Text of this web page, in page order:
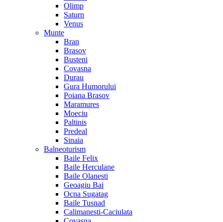
Olimp
Saturn
Venus
Munte
Bran
Brasov
Busteni
Covasna
Durau
Gura Humorului
Poiana Brasov
Maramures
Moeciu
Paltinis
Predeal
Sinaia
Balneoturism
Baile Felix
Baile Herculane
Baile Olanesti
Geoagiu Bai
Ocna Sugatag
Baile Tusnad
Calimanesti-Caciulata